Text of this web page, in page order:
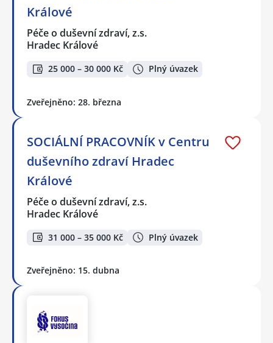
Králové
Péče o duševní zdraví, z.s.
Hradec Králové
25 000 – 30 000 Kč Plný úvazek
Zveřejněno: 28. března
SOCIÁLNÍ PRACOVNÍK v Centru
duševního zdraví Hradec
Králové
Péče o duševní zdraví, z.s.
Hradec Králové
31 000 – 35 000 Kč Plný úvazek
Zveřejněno: 15. dubna